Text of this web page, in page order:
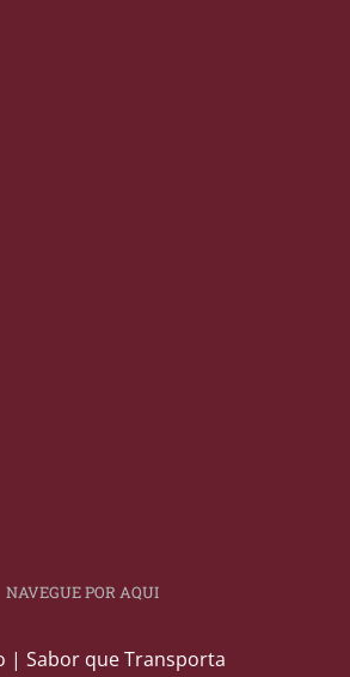
NAVEGUE POR AQUI
| Sabor que Transporta